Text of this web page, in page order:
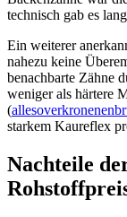
technisch gab es
Ein weiterer
nahezu keine
benachbarte Zähne
weniger als härtere
(
starkem Kaureflex
Nachteile